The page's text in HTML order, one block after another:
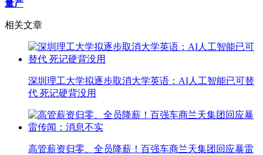
量产
相关文章
深圳理工大学拟逐步取消大学英语：AI人工智能已可替
代 死记硬背没用
高管薪资归零、全员降薪！百强车商兰天集团回应暴雷